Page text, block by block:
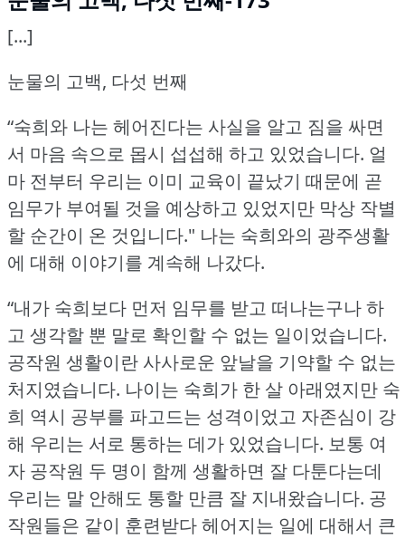
[...]
눈물의 고백, 다섯 번째
“숙희와 나는 헤어진다는 사실을 알고 짐을 싸면
서 마음 속으로 몹시 섭섭해 하고 있었습니다. 얼
마 전부터 우리는 이미 교육이 끝났기 때문에 곧
임무가 부여될 것을 예상하고 있었지만 막상 작별
할 순간이 온 것입니다." 나는 숙희와의 광주생활
에 대해 이야기를 계속해 나갔다.
“내가 숙희보다 먼저 임무를 받고 떠나는구나 하
고 생각할 뿐 말로 확인할 수 없는 일이었습니다.
공작원 생활이란 사사로운 앞날을 기약할 수 없는
처지였습니다. 나이는 숙희가 한 살 아래였지만 숙
희 역시 공부를 파고드는 성격이었고 자존심이 강
해 우리는 서로 통하는 데가 있었습니다. 보통 여
자 공작원 두 명이 함께 생활하면 잘 다툰다는데
우리는 말 안해도 통할 만큼 잘 지내왔습니다. 공
작원들은 같이 훈련받다 헤어지는 일에 대해서 큰